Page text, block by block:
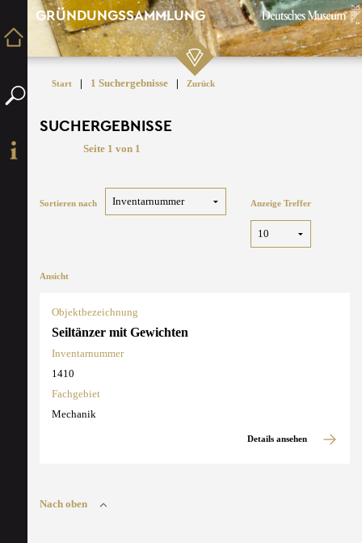
GRÜNDUNGSSAMMLUNG
Start | 1 Suchergebnisse | Zurück
SUCHERGEBNISSE
Seite 1 von 1
Sortieren nach Anzeige Treffer
Ansicht
Objektbezeichnung
Seiltänzer mit Gewichten
Inventarnummer
1410
Fachgebiet
Mechanik
Details ansehen
Nach oben